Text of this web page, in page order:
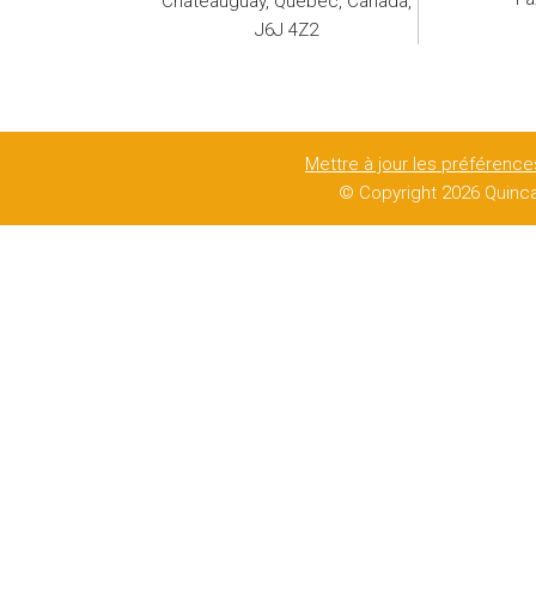
J6J 4Z2
Mettre à jour les
© Copyright 2026